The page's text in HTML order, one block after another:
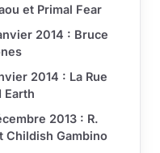
et Primal Fear
2014 : Bruce
2014 : La Rue
Earth
2013 : R.
Childish Gambino